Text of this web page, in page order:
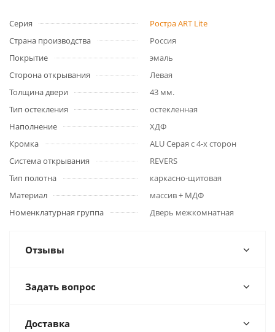
Серия
Ростра ART Lite
Страна производства
Россия
Покрытие
эмаль
Сторона открывания
Левая
Толщина двери
43 мм.
Тип остекления
остекленная
Наполнение
ХДФ
Кромка
ALU Серая с 4-х сторон
Система открывания
REVERS
Тип полотна
каркасно-щитовая
Материал
массив + МДФ
Номенклатурная группа
Дверь межкомнатная
Отзывы
Задать вопрос
Доставка